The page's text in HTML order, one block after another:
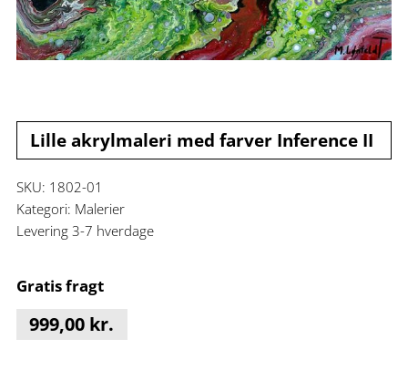
Lille akrylmaleri med farver Inference II
SKU: 1802-01
Kategori: Malerier
Levering 3-7 hverdage
Gratis fragt
999,00 kr.